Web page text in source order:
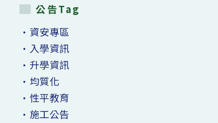
公告Tag
•資安專區
•入學資訊
•升學資訊
•均質化
•性平教育
•施工公告